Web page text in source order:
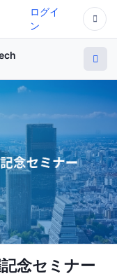
ログイ
ン
念セミナー